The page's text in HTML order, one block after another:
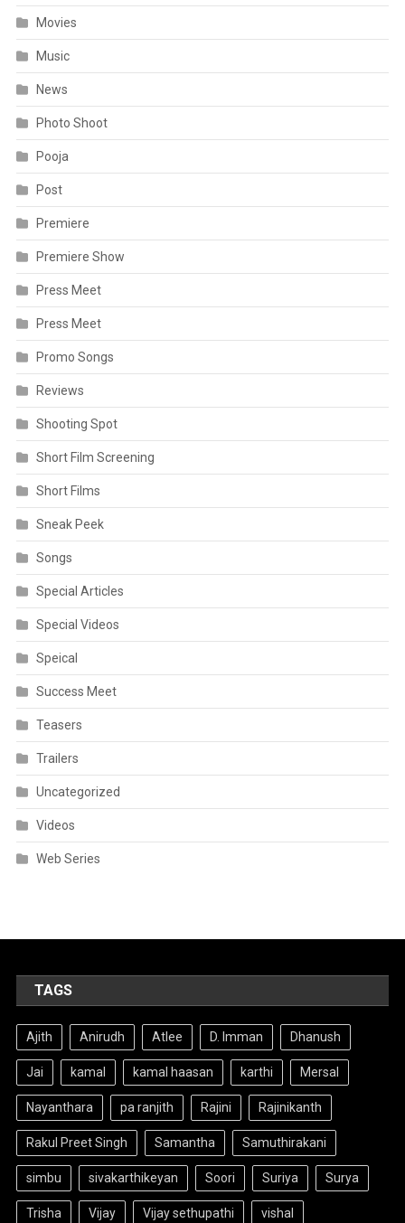
Movies
Music
News
Photo Shoot
Pooja
Post
Premiere
Premiere Show
Press Meet
Press Meet
Promo Songs
Reviews
Shooting Spot
Short Film Screening
Short Films
Sneak Peek
Songs
Special Articles
Special Videos
Speical
Success Meet
Teasers
Trailers
Uncategorized
Videos
Web Series
TAGS
Ajith Anirudh Atlee D. Imman Dhanush
Jai kamal kamal haasan karthi Mersal
Nayanthara pa ranjith Rajini Rajinikanth
Rakul Preet Singh Samantha Samuthirakani
simbu sivakarthikeyan Soori Suriya Surya
Trisha Vijay Vijay sethupathi vishal